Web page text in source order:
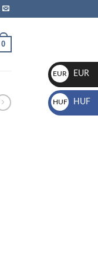
0
EUR
€
EUR
HUF
Ft
HUF